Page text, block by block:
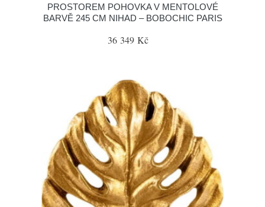
PROSTOREM POHOVKA V MENTOLOVÉ
BARVĚ 245 CM NIHAD – BOBOCHIC PARIS
36 349 Kč